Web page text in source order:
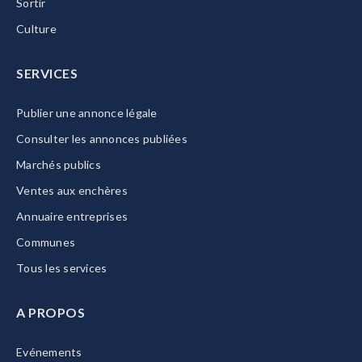
Culture
SERVICES
Publier une annonce légale
Consulter les annonces publiées
Marchés publics
Ventes aux enchères
Annuaire entreprises
Communes
Tous les services
A PROPOS
Evénements